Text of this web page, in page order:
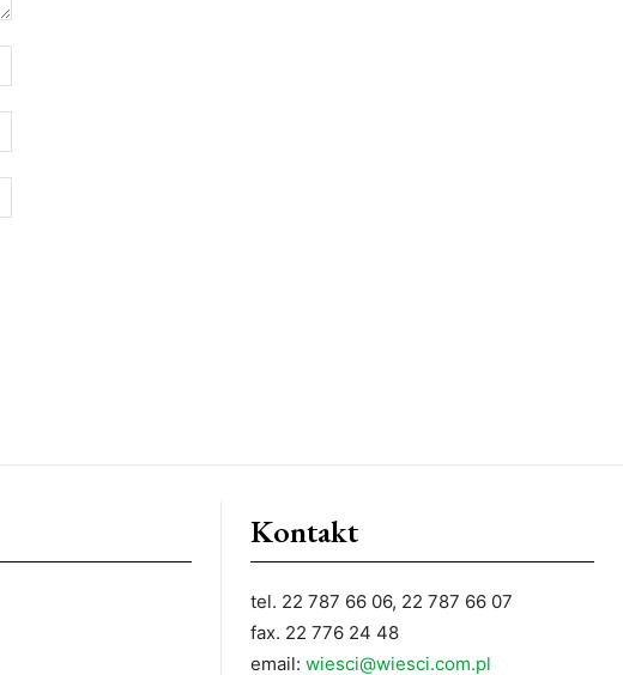
Kontakt
tel. 22 787 66 06, 22 787 66 07
fax. 22 776 24 48
email: wiesci@wiesci.com.pl